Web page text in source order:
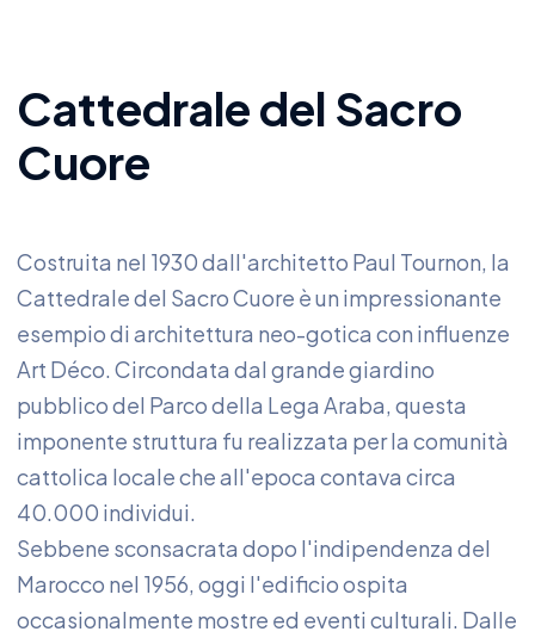
Cattedrale del Sacro
Cuore
Costruita nel 1930 dall'architetto Paul Tournon, la
Cattedrale del Sacro Cuore è un impressionante
esempio di architettura neo-gotica con influenze
Art Déco. Circondata dal grande giardino
pubblico del Parco della Lega Araba, questa
imponente struttura fu realizzata per la comunità
cattolica locale che all'epoca contava circa
40.000 individui.
Sebbene sconsacrata dopo l'indipendenza del
Marocco nel 1956, oggi l'edificio ospita
occasionalmente mostre ed eventi culturali. Dalle